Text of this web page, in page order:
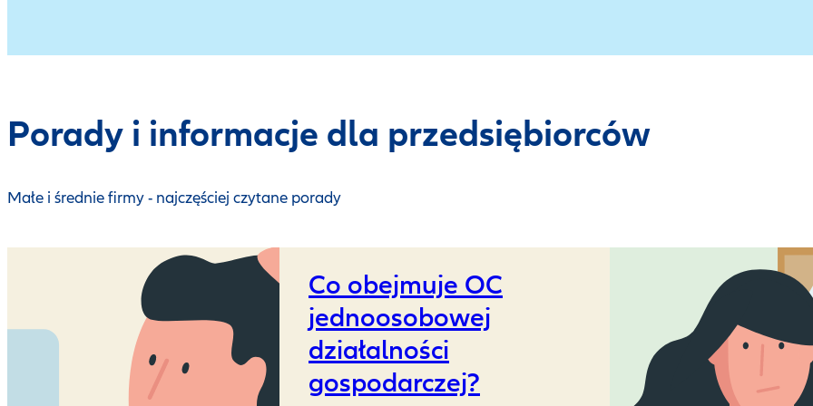
Porady i informacje dla przedsiębiorców
Małe i średnie firmy - najczęściej czytane porady
Co obejmuje OC
jednoosobowej
działalności
gospodarczej?